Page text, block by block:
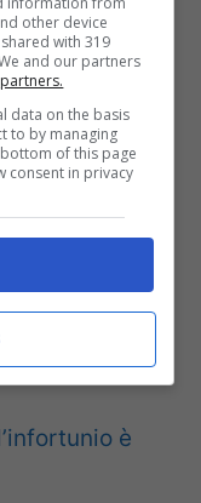
dal
Tonali,
non partecipa
di averli
di
campo e i
top della sua
è
other device
with 319
and our partners
data on the basis
to by managing
of this page
consent in privacy